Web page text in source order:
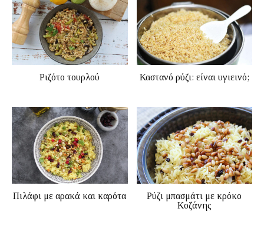
Ριζότο τουρλού Καστανό ρύζι: είναι υγιεινό;
Πιλάφι με αρακά και καρότα
Ρύζι μπασμάτι με κρόκο
Κοζάνης